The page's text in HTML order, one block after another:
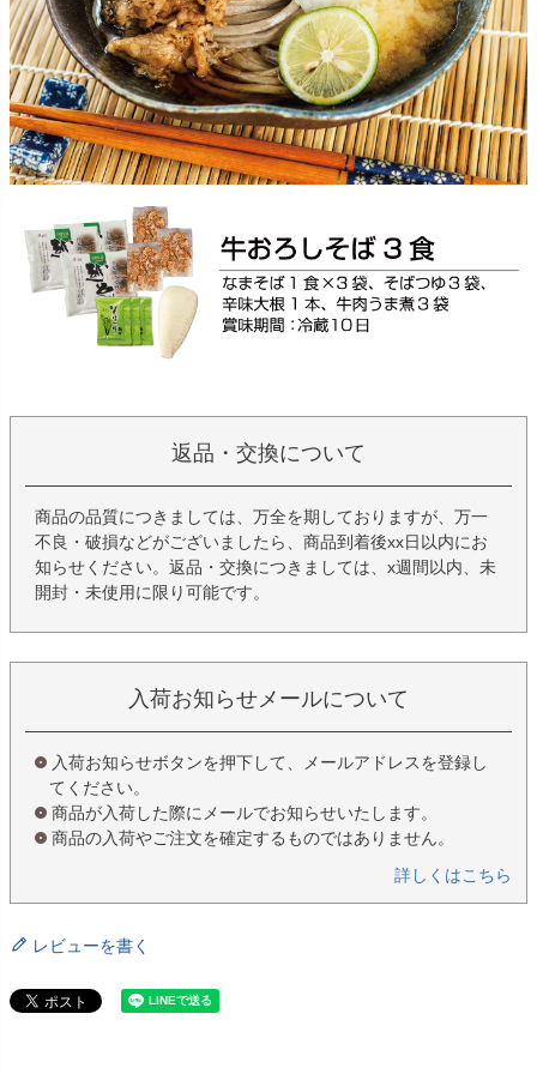
返品・交換について
商品の品質につきましては、万全を期しておりますが、万一
不良・破損などがございましたら、商品到着後xx日以内にお
知らせください。返品・交換につきましては、x週間以内、未
開封・未使用に限り可能です。
入荷お知らせメールについて
入荷お知らせボタンを押下して、メールアドレスを登録し
てください。
商品が入荷した際にメールでお知らせいたします。
商品の入荷やご注文を確定するものではありません。
詳しくはこちら
レビューを書く